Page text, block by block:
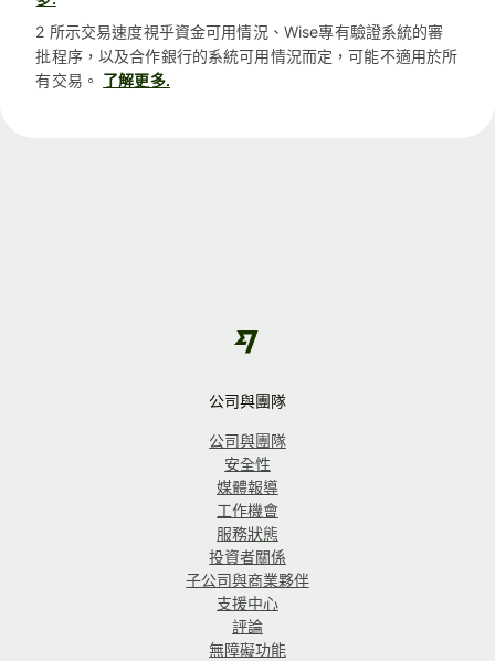
2 所示交易速度視乎資金可用情況、Wise專有驗證系統的審
批程序，以及合作銀行的系統可用情況而定，可能不適用於所
有交易。 了解更多.
公司與團隊
公司與團隊
安全性
媒體報導
工作機會
服務狀態
投資者關係
子公司與商業夥伴
支援中心
評論
無障礙功能